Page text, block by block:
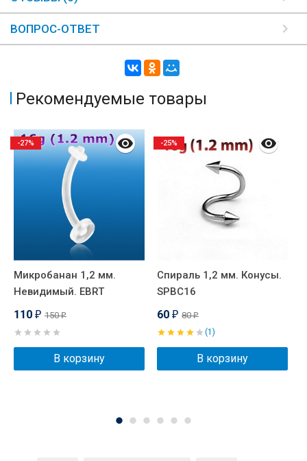
ВОПРОС-ОТВЕТ
Рекомендуемые товары
Микробанан 1,2 мм.
Невидимый. EBRT
110 ₽ 150₽
В корзину
-27%
Спираль 1,2 мм. Конусы.
SPBC16
60 ₽ 80₽
(1)
В корзину
-25%